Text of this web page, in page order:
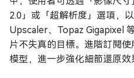
2.0」或「超解析度」選項，
Upscaler、Topaz Gigapixel
片不失真的目標。進階訂閱
模型，進一步強化細節還原效